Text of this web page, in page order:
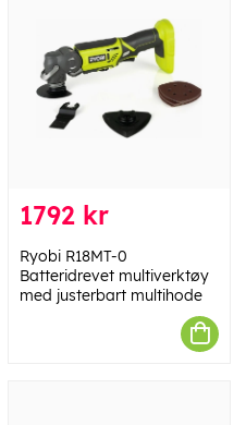
1792 kr
Ryobi R18MT-0
Batteridrevet multiverktøy
med justerbart multihode